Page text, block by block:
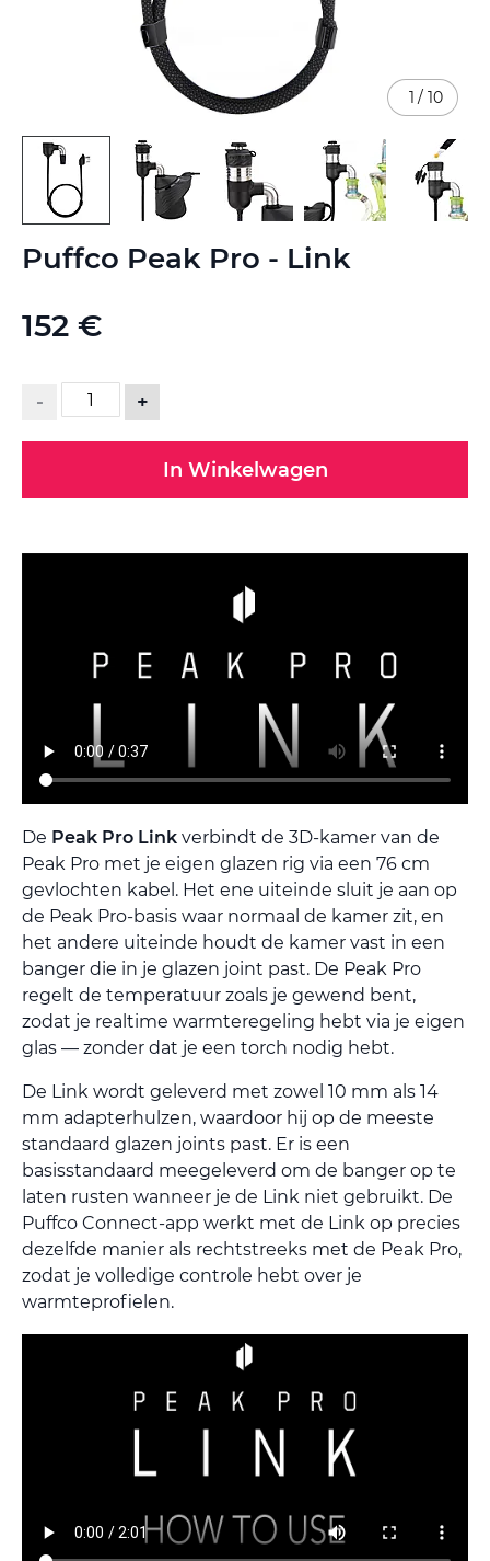
Puffco Peak Pro - Link
152 €
- +
In Winkelwagen
De Peak Pro Link verbindt de 3D-kamer van de
Peak Pro met je eigen glazen rig via een 76 cm
gevlochten kabel. Het ene uiteinde sluit je aan op
de Peak Pro-basis waar normaal de kamer zit, en
het andere uiteinde houdt de kamer vast in een
banger die in je glazen joint past. De Peak Pro
regelt de temperatuur zoals je gewend bent,
zodat je realtime warmteregeling hebt via je eigen
glas — zonder dat je een torch nodig hebt.
De Link wordt geleverd met zowel 10 mm als 14
mm adapterhulzen, waardoor hij op de meeste
standaard glazen joints past. Er is een
basisstandaard meegeleverd om de banger op te
laten rusten wanneer je de Link niet gebruikt. De
Puffco Connect-app werkt met de Link op precies
dezelfde manier als rechtstreeks met de Peak Pro,
zodat je volledige controle hebt over je
warmteprofielen.
1 / 10
naar
van
gallerij